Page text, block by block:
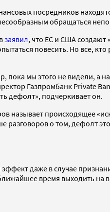
посредников
обращаться
заявил, что ЕС и США создают
повесить. Но все,
пока мы этого не видели,
Газпромбанк Private
дефолт», подчеркивает он.
называет происходящее
о том, дефолт
даже в случае
время выходить